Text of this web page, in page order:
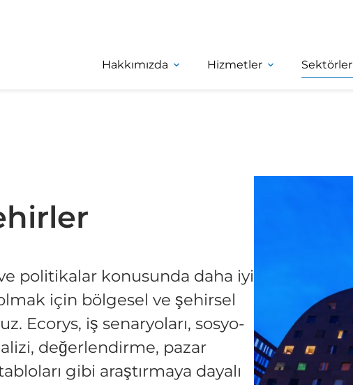
Hakkımızda Hizmetler Sektörler
politikalar konusunda daha iyi
için bölgesel ve şehirsel
Ecorys, iş senaryoları, sosyo-
değerlendirme, pazar
gibi araştırmaya dayalı